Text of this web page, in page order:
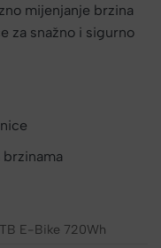
mijenjanje brzina
za snažno i sigurno
E-Bike 720Wh